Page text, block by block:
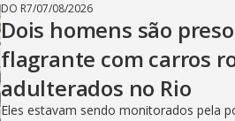
DO R7/07/08/2026
Dois homens são
flagrante com carros
adulterados no Rio
Eles estavam sendo monitorados pela